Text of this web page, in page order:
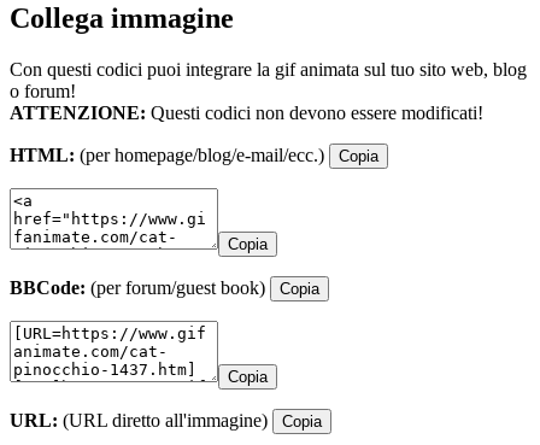
Collega immagine
Con questi codici puoi integrare la gif animata sul tuo sito web, blog
o forum!
ATTENZIONE: Questi codici non devono essere modificati!
HTML: (per homepage/blog/e-mail/ecc.) Copia
Copia
BBCode: (per forum/guest book) Copia
Copia
URL: (URL diretto all'immagine) Copia